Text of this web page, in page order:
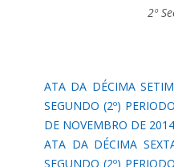
2º
ATA DA DÉCIMA
SEGUNDO (2º)
DE NOVEMBRO DE
ATA DA DÉCIMA
SEGUNDO (2º)